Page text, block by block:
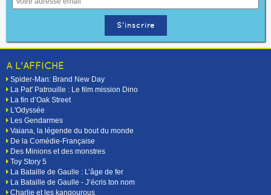
A L'AFFICHE
Spider-Man: Brand New Day
La Pat' Patrouille : Le film mission Dino
La fin d’Oak Street
L'Odyssée
Les Gendarmes
Vaiana, la légende du bout du monde
De la Comédie-Française
Des Minions et des monstres
Toy Story 5
La Bataille de Gaulle : L’âge de fer
La Bataille de Gaulle - J’écris ton nom
Charlie et les kangourous